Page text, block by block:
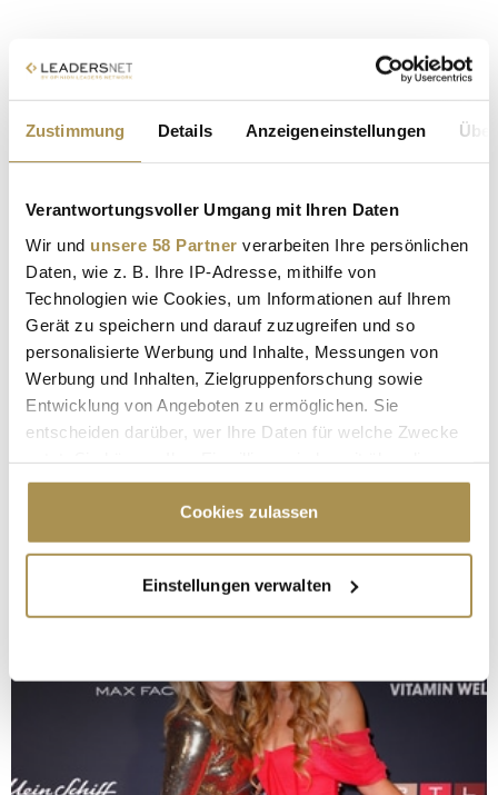
Zustimmung Details Anzeigeneinstellungen
Verantwortungsvoller Umgang mit Ihren Daten
Wir und unsere 58 Partner verarbeiten Ihre persönlichen
Daten, wie z. B. Ihre IP-Adresse, mithilfe von
Technologien wie Cookies, um Informationen auf Ihrem
Gerät zu speichern und darauf zuzugreifen und so
personalisierte Werbung und Inhalte, Messungen von
Werbung und Inhalten, Zielgruppenforschung sowie
Entwicklung von Angeboten zu ermöglichen. Sie
entscheiden darüber, wer Ihre Daten für welche Zwecke
Cookie-Erklärung oder durch Klicken auf das Privacy
Trigger Symbol ändern oder widerrufen
Informationen über Ihre geografische Lage
erfassen, welche bis auf einige Meter genau sein
bestimmten Merkmalen (Fingerprinting) identifizieren
Erfahren Sie mehr darüber, wie Ihre persönlichen Daten
verarbeitet werden, und legen Sie Ihre Präferenzen im
Abschnitt Einzelheitenfest.
Cookies zulassen
Einstellungen verwalten